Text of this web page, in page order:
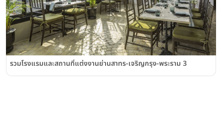
รวมโรงแรมและสถานที่แต่งงานย่านสาทร-เจริญกรุง-พระราม 3